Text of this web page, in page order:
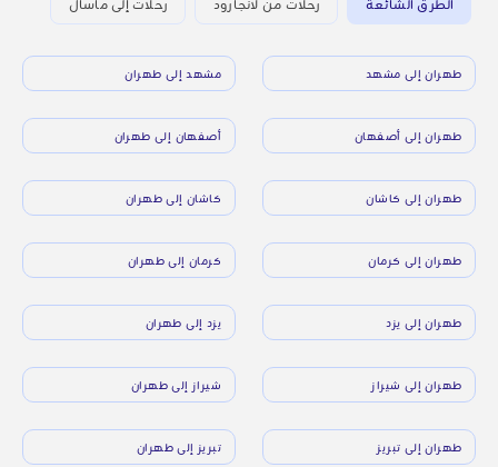
الطرق الشائعة رحلات من لانجارود رحلات إلى ماسال
طهران إلى مشهد مشهد إلى طهران
طهران إلى أصفهان أصفهان إلى طهران
طهران إلى كاشان كاشان إلى طهران
طهران إلى كرمان كرمان إلى طهران
طهران إلى يزد يزد إلى طهران
طهران إلى شيراز شيراز إلى طهران
طهران إلى تبريز تبريز إلى طهران